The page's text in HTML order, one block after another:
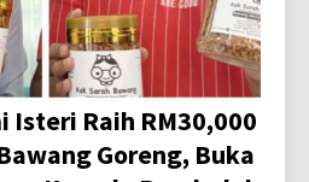
Isteri Raih RM30,000
Goreng, Buka